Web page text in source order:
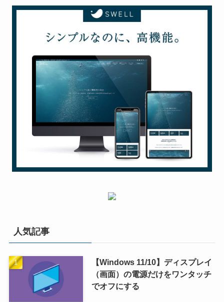
人気記事
【Windows 11/10】ディスプレイ
（画面）の電源だけをワンタッチ
でオフにする